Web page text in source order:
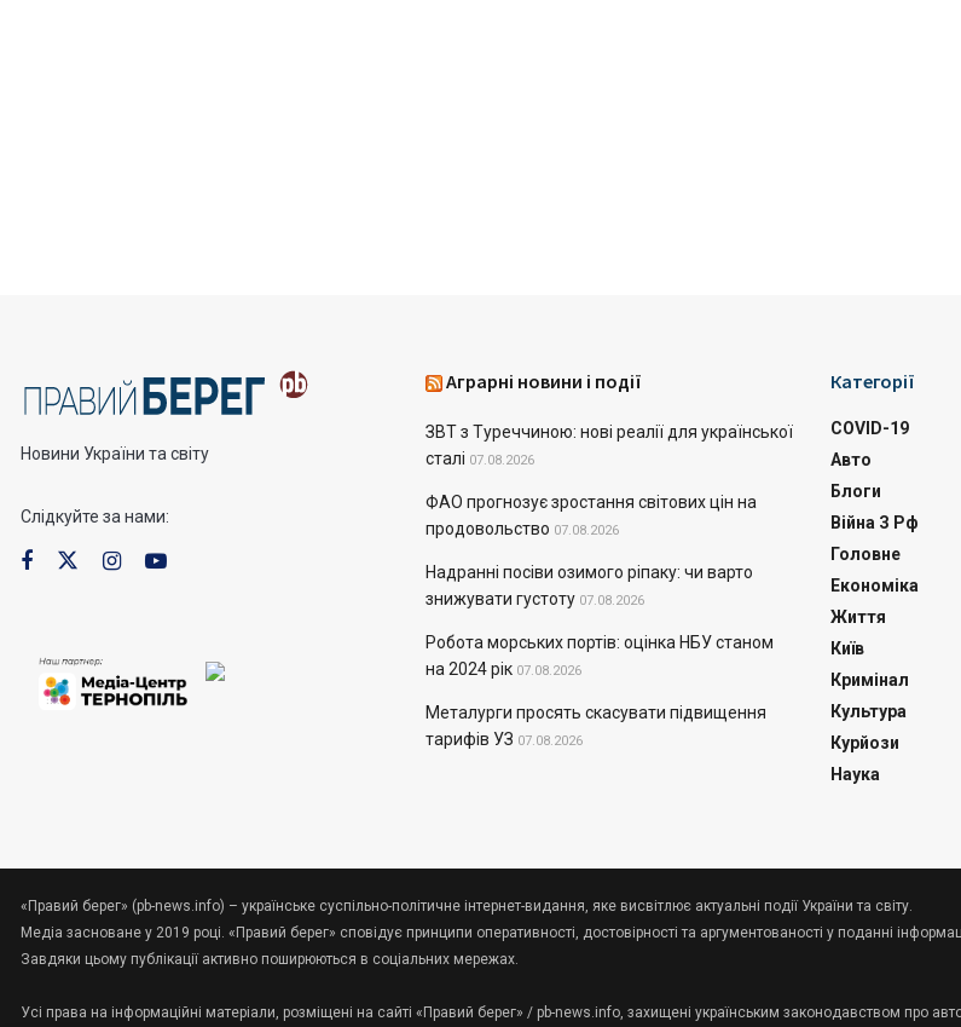
Новини України та світу
Слідкуйте за нами:
Аграрні новини і події
ЗВТ з Туреччиною: нові реалії для української
сталі 07.08.2026
ФАО прогнозує зростання світових цін на
продовольство 07.08.2026
Надранні посіви озимого ріпаку: чи варто
знижувати густоту 07.08.2026
Робота морських портів: оцінка НБУ станом
на 2024 рік 07.08.2026
Металурги просять скасувати підвищення
тарифів УЗ 07.08.2026
Категорії
COVID-19
Авто
Блоги
Війна З Рф
Головне
Економіка
Життя
Київ
Кримінал
Культура
Курйози
Наука
«Правий берег» (pb-news.info) – українське суспільно-політичне інтернет-видання, яке висвітлює актуальні події України та світу.
Медіа засноване у 2019 році. «Правий берег» сповідує принципи оперативності, достовірності та аргументованості у поданні
Завдяки цьому публікації активно поширюються в соціальних мережах.
Усі права на інформаційні матеріали, розміщені на сайті «Правий берег» / pb-news.info, захищені українським законодавством про